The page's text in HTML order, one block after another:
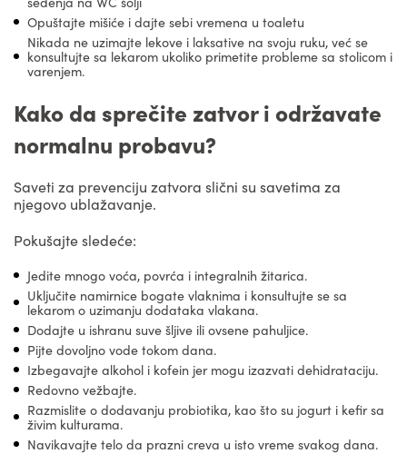
Opuštajte mišiće i dajte sebi vremena u toaletu
Nikada ne uzimajte lekove i laksative na svoju ruku, već se
konsultujte sa lekarom ukoliko primetite probleme sa stolicom i
varenjem.
Kako da sprečite zatvor i održavate
normalnu probavu?
Saveti za prevenciju zatvora slični su savetima za
njegovo ublažavanje.
Pokušajte sledeće:
Jedite mnogo voća, povrća i integralnih žitarica.
Uključite namirnice bogate vlaknima i konsultujte se sa
lekarom o uzimanju dodataka vlakana.
Dodajte u ishranu suve šljive ili ovsene pahuljice.
Pijte dovoljno vode tokom dana.
Izbegavajte alkohol i kofein jer mogu izazvati dehidrataciju.
Redovno vežbajte.
Razmislite o dodavanju probiotika, kao što su jogurt i kefir sa
živim kulturama.
Navikavajte telo da prazni creva u isto vreme svakog dana.